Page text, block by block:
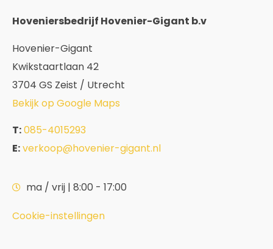
Hoveniersbedrijf Hovenier-Gigant b.v
Hovenier-Gigant
Kwikstaartlaan 42
3704 GS Zeist / Utrecht
Bekijk op Google Maps
T:085-4015293
E:verkoop@hovenier-gigant.nl
ma / vrij | 8:00 - 17:00
Cookie-instellingen